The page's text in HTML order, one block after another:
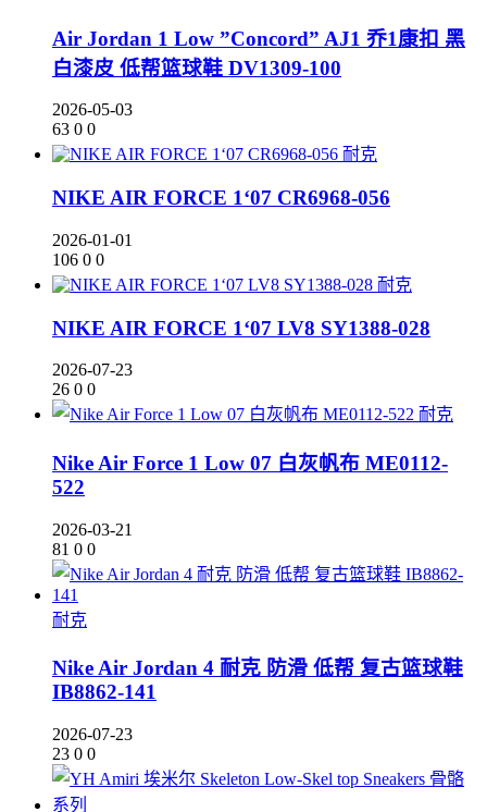
Air Jordan 1 Low ”Concord” AJ1 乔1康扣 黑
白漆皮 低帮篮球鞋 DV1309-100
2026-05-03
63 0 0
耐克
NIKE AIR FORCE 1‘07 CR6968-056
2026-01-01
106 0 0
耐克
NIKE AIR FORCE 1‘07 LV8 SY1388-028
2026-07-23
26 0 0
耐克
Nike Air Force 1 Low 07 白灰帆布 ME0112-
522
2026-03-21
81 0 0
耐克
Nike Air Jordan 4 耐克 防滑 低帮 复古篮球鞋
IB8862-141
2026-07-23
23 0 0